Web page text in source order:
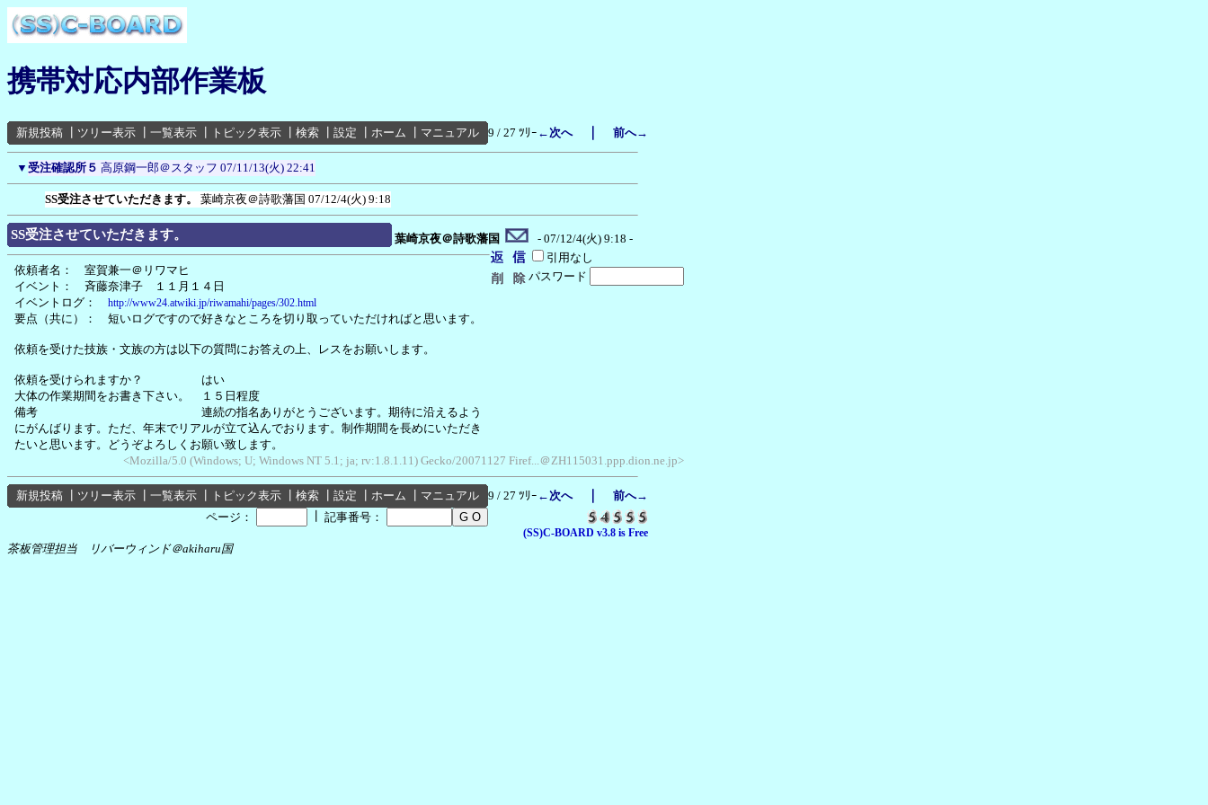
携帯対応内部作業板
新規投稿 ツリー表示 一覧表示 トピック表示 検索 設定 ホーム マニュアル 9 / 27 ﾂﾘｰ ←次へ｜ 前へ→
▼ 受注確認所５ 高原鋼一郎＠スタッフ 07/11/13(火) 22:41
SS受注させていただきます。 葉崎京夜＠詩歌藩国 07/12/4(火) 9:18
SS受注させていただきます。 葉崎京夜＠詩歌藩国
- 07/12/4(火) 9:18 -
引用なし
パスワード
依頼者名： 室賀兼一＠リワマヒ
イベント： 斉藤奈津子 １１月１４日
イベントログ： http://www24.atwiki.jp/riwamahi/pages/302.html
要点（共に）： 短いログですので好きなところを切り取っていただければと思います。
依頼を受けた技族・文族の方は以下の質問にお答えの上、レスをお願いします。
依頼を受けられますか？ はい
大体の作業期間をお書き下さい。 １５日程度
備考 連続の指名ありがとうございます。期待に沿えるよう
にがんばります。ただ、年末でリアルが立て込んでおります。制作期間を長めにいただき
たいと思います。どうぞよろしくお願い致します。
<Mozilla/5.0 (Windows; U; Windows NT 5.1; ja; rv:1.8.1.11) Gecko/20071127 Firef...＠ZH115031.ppp.dion.ne.jp>
新規投稿 ツリー表示 一覧表示 トピック表示 検索 設定 ホーム マニュアル 9 / 27 ﾂﾘｰ ←次へ｜ 前へ→
ページ：
記事番号：
(SS)C-BOARD v3.8 is Free
茶板管理担当 リバーウィンド＠akiharu国